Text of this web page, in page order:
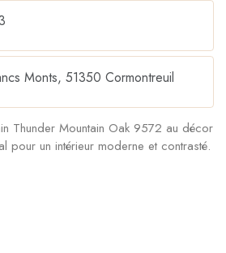
Monts, 51350 Cormontreuil
Thunder Mountain Oak 9572 au décor
pour un intérieur moderne et contrasté.